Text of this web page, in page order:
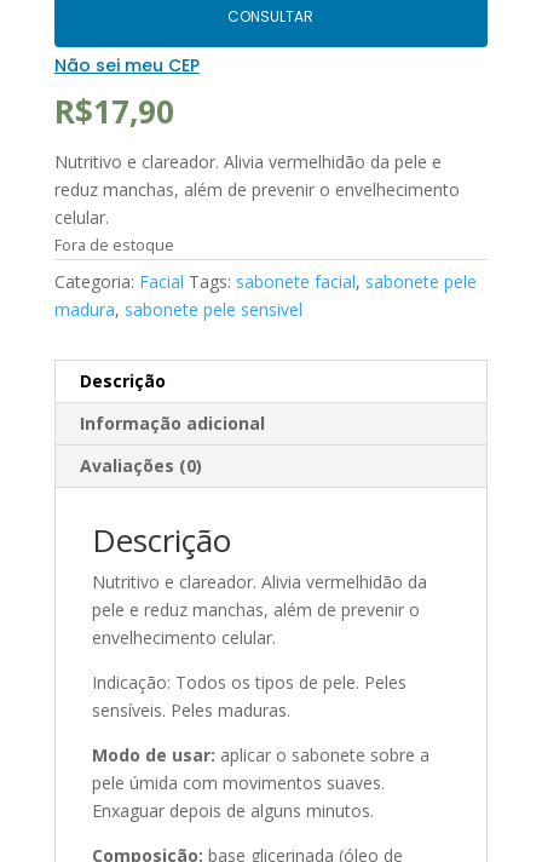
CONSULTAR
Não sei meu CEP
R$17,90
Nutritivo e clareador. Alivia vermelhidão da pele e
reduz manchas, além de prevenir o envelhecimento
celular.
Fora de estoque
Categoria: Facial Tags: sabonete facial, sabonete pele
madura, sabonete pele sensivel
Descrição
Informação adicional
Avaliações (0)
Descrição
Nutritivo e clareador. Alivia vermelhidão da
pele e reduz manchas, além de prevenir o
envelhecimento celular.
Indicação: Todos os tipos de pele. Peles
sensíveis. Peles maduras.
Modo de usar: aplicar o sabonete sobre a
pele úmida com movimentos suaves.
Enxaguar depois de alguns minutos.
Composição: base glicerinada (óleo de